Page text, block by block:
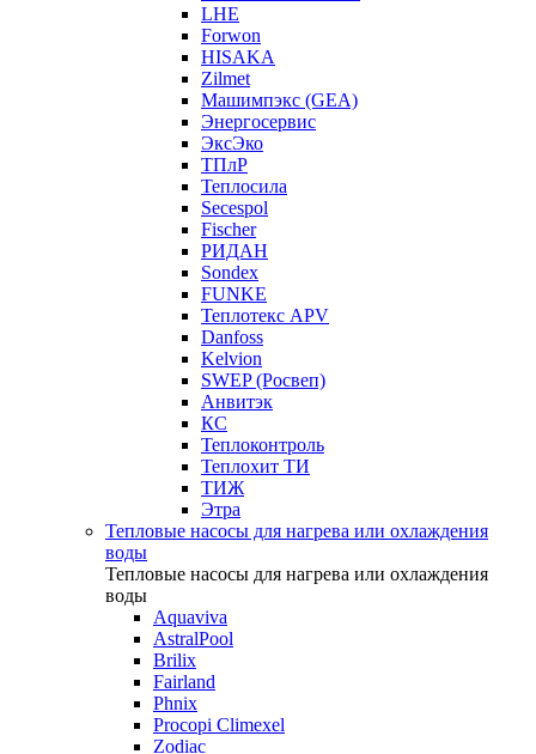
LHE
Forwon
HISAKA
Zilmet
Машимпэкс (GEA)
Энергосервис
ЭксЭко
ТПлР
Теплосила
Secespol
Fischer
РИДАН
Sondex
FUNKE
Теплотекс APV
Danfoss
Kelvion
SWEP (Росвеп)
Анвитэк
КС
Теплоконтроль
Теплохит ТИ
ТИЖ
Этра
Тепловые насосы для нагрева или охлаждения
воды
Тепловые насосы для нагрева или охлаждения
воды
Aquaviva
AstralPool
Brilix
Fairland
Phnix
Procopi Climexel
Zodiac